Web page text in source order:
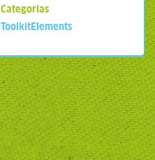
Categorías
ToolkitElements